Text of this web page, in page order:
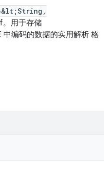
用于存储
中编码的数据的实用解析 格